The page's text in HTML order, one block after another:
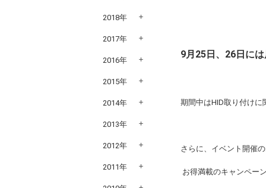
9月25日、26日に
期間中はHID取り付け
さらに、イベント開催
お得満載のキャンペー
2018年
2017年
2016年
2015年
2014年
2013年
2012年
2011年